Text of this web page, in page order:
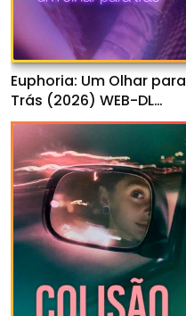
Euphoria: Um Olhar para
Trás (2026) WEB-DL
1080p Dual Áudio